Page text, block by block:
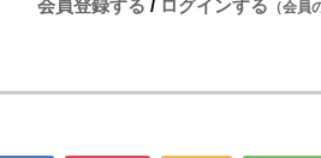
会員登録する / ログインする （会員